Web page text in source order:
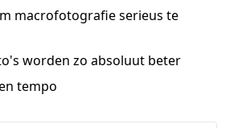
macrofotografie serieus te
worden zo absoluut beter
tempo